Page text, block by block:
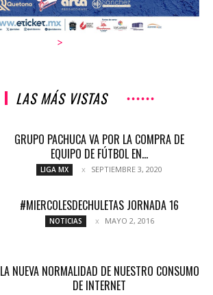
>
LAS MÁS VISTAS
GRUPO PACHUCA VA POR LA COMPRA DE
EQUIPO DE FÚTBOL EN...
LIGA MX SEPTIEMBRE 3, 2020
#MIERCOLESDECHULETAS JORNADA 16
NOTICIAS MAYO 2, 2016
LA NUEVA NORMALIDAD DE NUESTRO CONSUMO
DE INTERNET